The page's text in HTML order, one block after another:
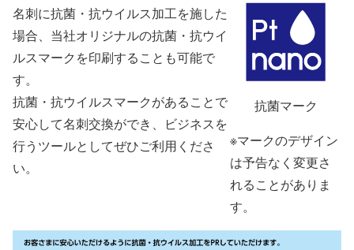
名刺に抗菌・抗ウイルス加工を施した
場合、当社オリジナルの抗菌・抗ウイ
ルスマークを印刷することも可能で
す。
抗菌・抗ウイルスマークがあることで
安心して名刺交換ができ、ビジネスを
行うツールとしてぜひご利用くださ
い。
抗菌マーク
※マークのデザイン
は予告なく変更さ
れることがありま
す。